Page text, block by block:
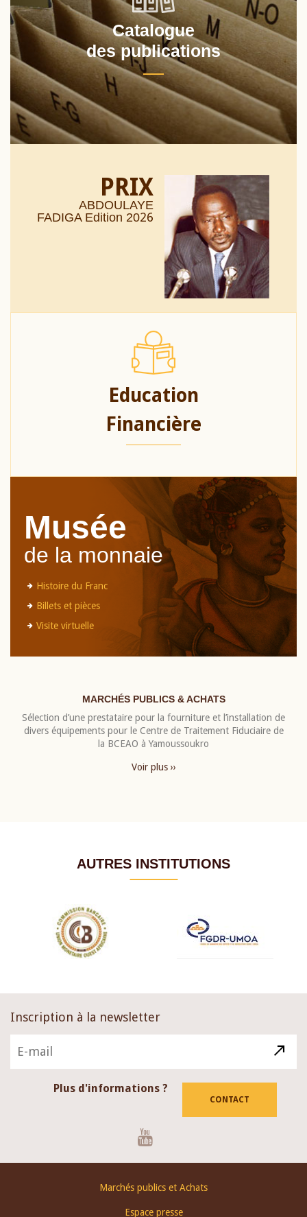
Catalogue
des publications
PRIX
ABDOULAYE
FADIGA Edition 2026
Education
Financière
Musée
de la monnaie
Histoire du Franc
Billets et pièces
Visite virtuelle
MARCHÉS PUBLICS & ACHATS
Sélection d’une prestataire pour la fourniture et l’installation de
divers équipements pour le Centre de Traitement Fiduciaire de
la BCEAO à Yamoussoukro
Voir plus ››
AUTRES INSTITUTIONS
Inscription à la newsletter
Plus d'informations ?
CONTACT
Marchés publics et Achats
Espace presse